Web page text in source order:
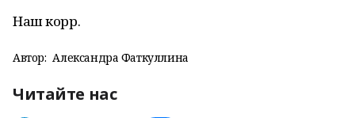
Наш корр.
Автор: Александра Фаткуллина
Читайте нас